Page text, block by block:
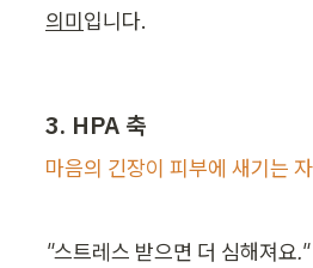
의미입니다.
3. HPA 축
마음의 긴장이 피부에 새기는
"스트레스 받으면 더 심해져요."